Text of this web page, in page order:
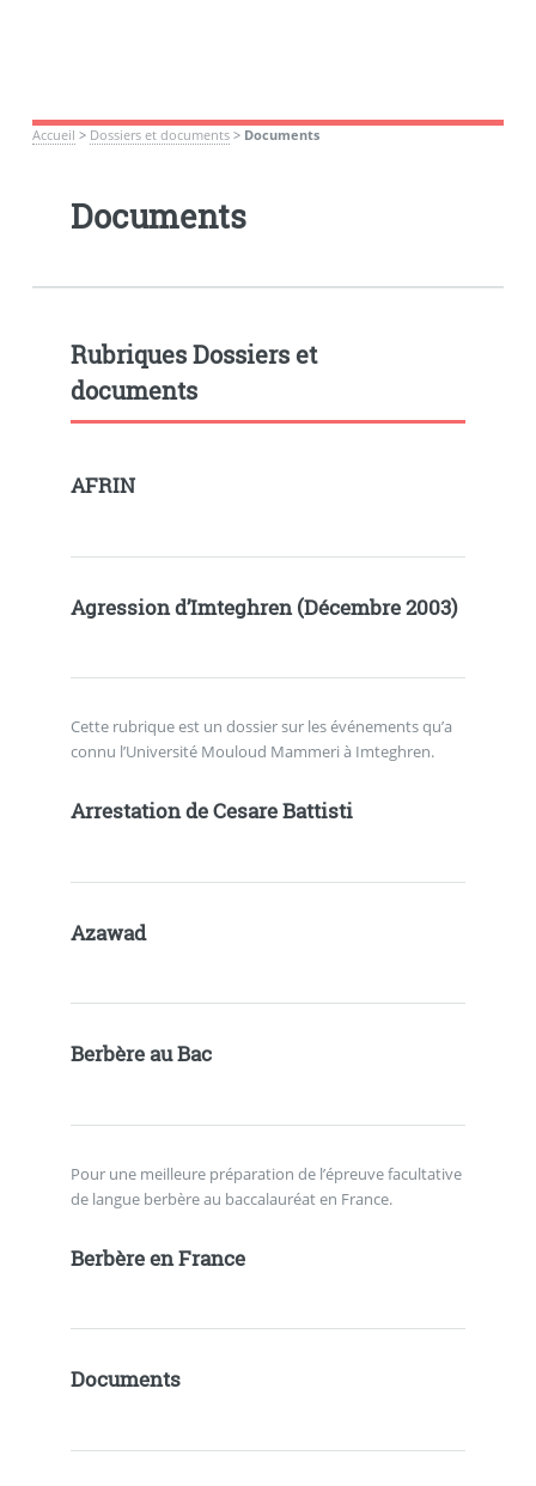
Accueil > Dossiers et documents> Documents
Documents
Rubriques Dossiers et
documents
AFRIN
Agression d’Imteghren (Décembre 2003)
Cette rubrique est un dossier sur les événements qu’a
connu l’Université Mouloud Mammeri à Imteghren.
Arrestation de Cesare Battisti
Azawad
Berbère au Bac
Pour une meilleure préparation de l’épreuve facultative
de langue berbère au baccalauréat en France.
Berbère en France
Documents